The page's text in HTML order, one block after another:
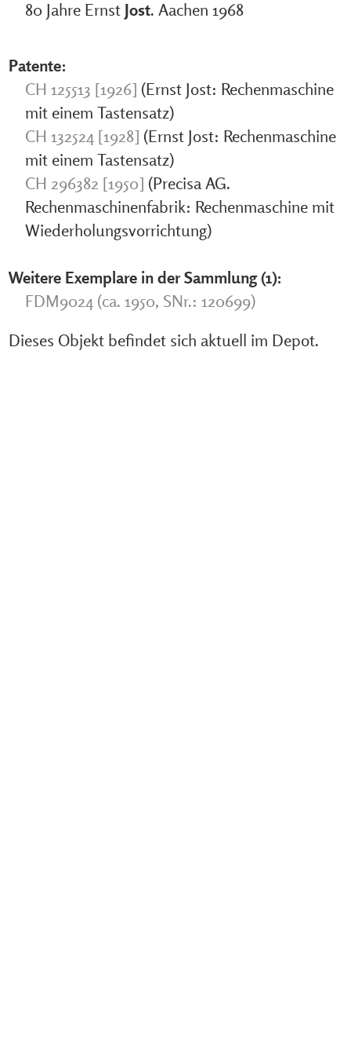
80 Jahre Ernst Jost. Aachen 1968
Patente:
CH 125513 [1926] (Ernst Jost: Rechenmaschine
mit einem Tastensatz)
CH 132524 [1928] (Ernst Jost: Rechenmaschine
mit einem Tastensatz)
CH 296382 [1950] (Precisa AG.
Rechenmaschinenfabrik: Rechenmaschine mit
Wiederholungsvorrichtung)
Weitere Exemplare in der Sammlung (1):
FDM9024 (ca. 1950, SNr.: 120699)
Dieses Objekt befindet sich aktuell im Depot.